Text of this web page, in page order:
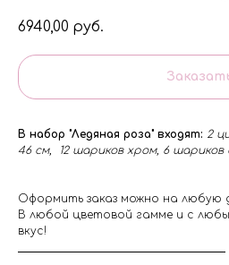
6940,00 руб.
В набор "Ледяная роза" входят: 2
46 см, 12 шариков хром, 6
Оформить заказ можно на любую
В любой цветовой гамме и с
вкус!